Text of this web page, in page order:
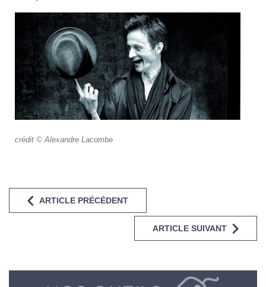
crédit © Alexandre Lacombe
ARTICLE PRÉCÉDENT
ARTICLE SUIVANT